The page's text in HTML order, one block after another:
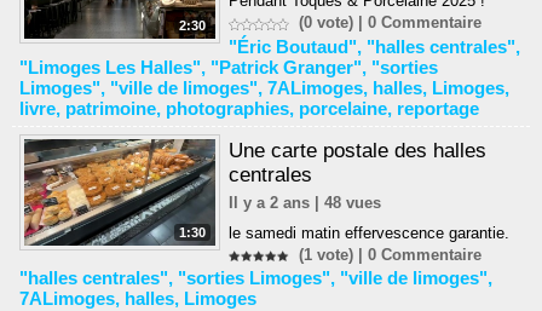
2:30
(0 vote) |0 Commentaire
"Éric Boutaud", "halles centrales",
"Limoges Les Halles", "Patrick Granger", "sorties
Limoges", "ville de limoges", 7ALimoges, halles, Limoges,
livre, patrimoine, photographies, porcelaine, reportage
1:30
Une carte postale des halles
centrales
Il y a 2 ans | 48 vues
le samedi matin effervescence garantie.
(1 vote) |0 Commentaire
"halles centrales", "sorties Limoges", "ville de limoges",
7ALimoges, halles, Limoges